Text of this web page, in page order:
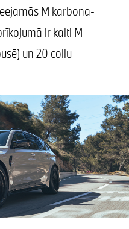
M karbona-
ir kalti M
un 20 collu